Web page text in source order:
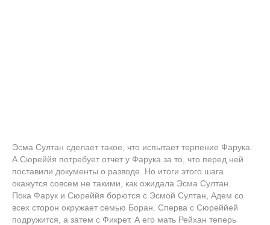
Эсма Султан сделает такое, что испытает терпение Фарука.
А Сюреййя потребует отчет у Фарука за то, что перед ней
поставили документы о разводе. Но итоги этого шага
окажутся совсем не такими, как ожидала Эсма Султан.
Пока Фарук и Сюреййя борются с Эсмой Султан, Адем со
всех сторон окружает семью Боран. Сперва с Сюреййей
подружится, а затем с Фикрет. А его мать Рейхан теперь